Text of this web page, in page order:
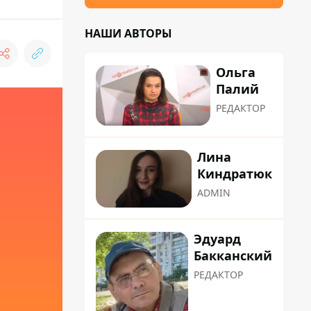
НАШИ АВТОРЫ
Ольга
Палий
РЕДАКТОР
Лина
Киндратюк
ADMIN
Эдуард
Бакканский
РЕДАКТОР